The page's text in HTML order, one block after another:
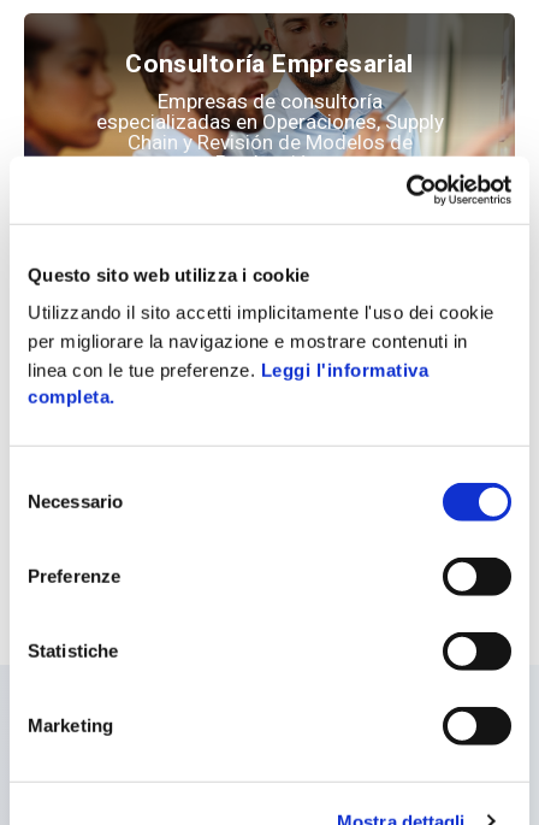
Questo sito web utilizza i cookie
Utilizzando il sito accetti implicitamente l'uso dei cookie
per migliorare la navigazione e mostrare contenuti in
linea con le tue preferenze. Leggi l'informativa
completa.
delNecessario
Preferenze
Statistiche
Marketing
Consultoría Empresarial
Empresas de consultoría
especializadas en Operaciones, Supply
Chain y Revisión de Modelos de
Producción.
Integrador de Sistemas
Expertos en Tecnologías de Software e
Implementación de Proyectos de TI.
VAR
Expertos en nuestras soluciones, un